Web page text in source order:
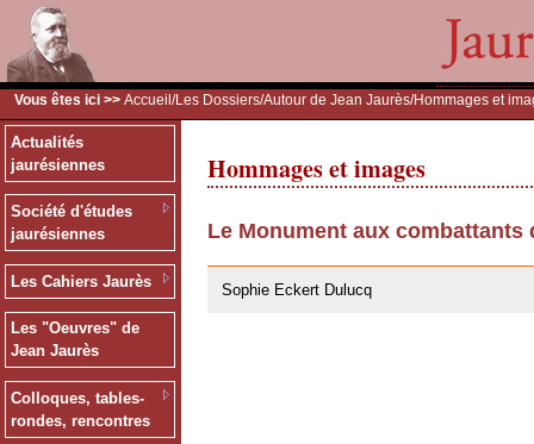
Vous êtes ici >> Accueil /Les Dossiers/Autour de Jean Jaurès/Hommages et
Actualités
jaurésiennes
Société d'études
jaurésiennes
Les Cahiers Jaurès
Les "Oeuvres" de
Jean Jaurès
Colloques, tables-
rondes, rencontres
Hommages et images
Le Monument aux combattants
Sophie Eckert Dulucq